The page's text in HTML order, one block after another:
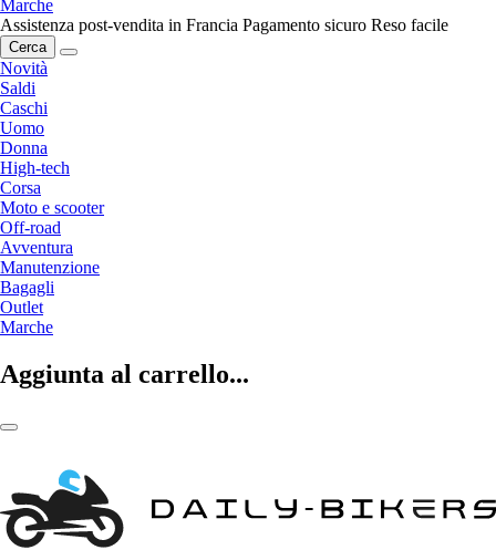
Marche
Assistenza post-vendita in Francia Pagamento sicuro Reso facile
Cerca
Novità
Saldi
Caschi
Uomo
Donna
High-tech
Corsa
Moto e scooter
Off-road
Avventura
Manutenzione
Bagagli
Outlet
Marche
Aggiunta al carrello...